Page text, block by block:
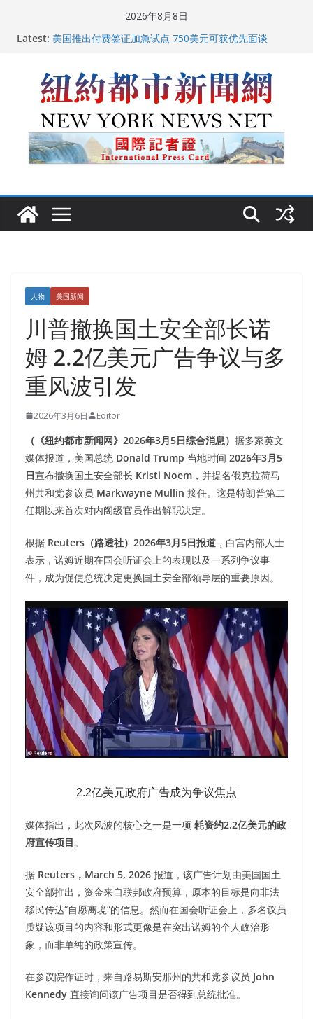
2026年8月8日
Latest:
中国驻美国大使谢锋邀请美国老教师罗纳德·萨科尔斯基
再次访华
美国最高法院维持“出生公民权” : 出生在美国就是美国
人！
败刑事调查
人物 美国新闻
川普撤换国土安全部长诺
姆 2.2亿美元广告争议与多
重风波引发
2026年3月6日 Editor
（《纽约都市新闻网》2026年3月5日综合消息） 据多家英文
媒体报道，美国总统 Donald Trump 当地时间 2026年3月5
日宣布撤换国土安全部长 Kristi Noem ，并提名俄克拉荷马
州共和党参议员 Markwayne Mullin 接任。这是特朗普第二
任期以来首次对内阁级官员作出解职决定。
根据 Reuters（路透社）2026年3月5日报道 ，白宫内部人士
表示，诺姆近期在国会听证会上的表现以及一系列争议事
件，成为促使总统决定更换国土安全部领导层的重要原因。
2.2亿美元政府广告成为争议焦点
媒体指出，此次风波的核心之一是一项 耗资约2.2亿美元的政
府宣传项目。
据 Reuters，March 5, 2026 报道，该广告计划由美国国土
安全部推出，资金来自联邦政府预算，原本的目标是向非法
移民传达“自愿离境”的信息。然而在国会听证会上，多名议员
质疑该项目的内容和形式更像是在突出诺姆的个人政治形
象，而非单纯的政策宣传。
在参议院作证时，来自路易斯安那州的共和党参议员 John
Kennedy 直接询问该广告项目是否得到总统批准。